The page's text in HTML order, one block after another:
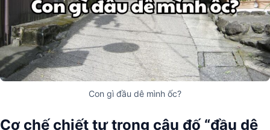
Con gì đầu dê mình ốc?
Cơ chế chiết tự trong câu đố “đầu dê